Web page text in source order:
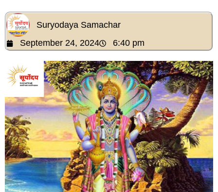
Suryodaya Samachar
September 24, 2024
6:40 pm